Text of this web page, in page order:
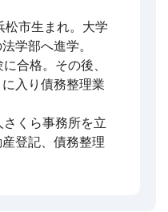
松市生まれ。大学
学部へ進学。
合格。その後、
入り債務整理業
くら事務所を立
登記、債務整理